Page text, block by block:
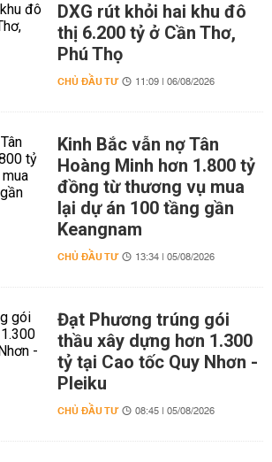
DXG rút khỏi hai khu đô
thị 6.200 tỷ ở Cần Thơ,
Phú Thọ
CHỦ ĐẦU TƯ 11:09 | 06/08/2026
Kinh Bắc vẫn nợ Tân
Hoàng Minh hơn 1.800 tỷ
đồng từ thương vụ mua
lại dự án 100 tầng gần
Keangnam
CHỦ ĐẦU TƯ 13:34 | 05/08/2026
Đạt Phương trúng gói
thầu xây dựng hơn 1.300
tỷ tại Cao tốc Quy Nhơn -
Pleiku
CHỦ ĐẦU TƯ 08:45 | 05/08/2026